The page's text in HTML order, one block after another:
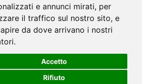
e annunci mirati, per
il traffico sul nostro sito, e
da dove arrivano i nostri
Accetto
Rifiuto
PRO AUDIO,SOUND ENGINE
TUTORIAL
FEBBRAIO 2024
ANALIZZATORE DI
SPETTRO A 31 BANDE
GRATUITO